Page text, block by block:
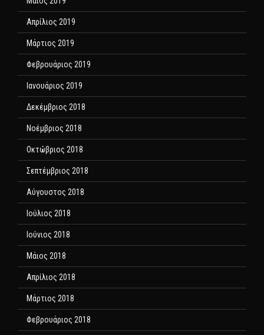
Απρίλιος 2019
Μάρτιος 2019
Φεβρουάριος 2019
Ιανουάριος 2019
Δεκέμβριος 2018
Νοέμβριος 2018
Οκτώβριος 2018
Σεπτέμβριος 2018
Αύγουστος 2018
Ιούλιος 2018
Ιούνιος 2018
Μάιος 2018
Απρίλιος 2018
Μάρτιος 2018
Φεβρουάριος 2018